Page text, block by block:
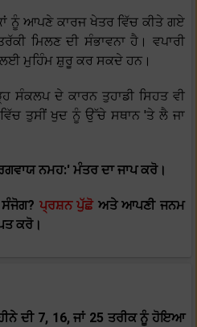
ਨੂੰ ਆਪਣੇ ਕਾਰਜ ਖੇਤਰ ਵਿੱਚ ਕੀਤੇ ਗਏ
ਮਿਲਣ ਦੀ ਸੰਭਾਵਨਾ ਹੈ। ਵਪਾਰੀ
ਮੁਹਿੰਮ ਸ਼ੁਰੂ ਕਰ ਸਕਦੇ ਹਨ।
ਸੰਕਲਪ ਦੇ ਕਾਰਨ ਤੁਹਾਡੀ ਸਿਹਤ ਵੀ
ਤੁਸੀਂ ਖੁਦ ਨੂੰ ਉੱਚੇ ਸਥਾਨ 'ਤੇ ਲੈ ਜਾ
ਨਮਹ:' ਮੰਤਰ ਦਾ ਜਾਪ ਕਰੋ।
ਸੰਜੋਗ? ਪ੍ਰਸ਼ਨ ਪੁੱਛੋ ਅਤੇ ਆਪਣੀ ਜਨਮ
ਕਰੋ।
ਦੀ 7, 16, ਜਾਂ 25 ਤਰੀਕ ਨੂੰ ਹੋਇਆ